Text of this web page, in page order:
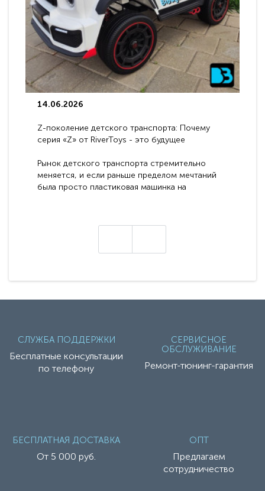
14.06.2026
Z-поколение детского транспорта: Почему
серия «Z» от RiverToys - это будущее
Рынок детского транспорта стремительно
меняется, и если раньше пределом мечтаний
была просто пластиковая машинка на
СЛУЖБА ПОДДЕРЖКИ
Бесплатные консультации
по телефону
СЕРВИСНОЕ
ОБСЛУЖИВАНИЕ
Ремонт-тюнинг-гарантия
БЕСПЛАТНАЯ ДОСТАВКА
От 5 000 руб.
ОПТ
Предлагаем
сотрудничество